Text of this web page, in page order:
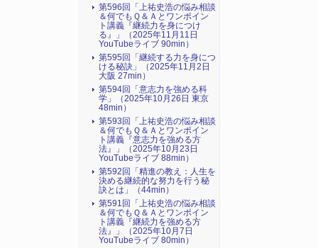
第596回「上祐史浩の悩み相談
＆何でもＱ＆Ａとワンポイン
ト講義『継続力を身につけ
る』​」（2025年11月11日
YouTubeライブ 90min）
第595回「継続する力を身につ
ける秘訣」（2025年11月2日
大阪 27min）
第594回「意志力を強める科
学」（2025年10月26日 東京
48min）
第593回「上祐史浩の悩み相談
＆何でもＱ＆Ａとワンポイン
ト講義『意志力を強める方
法』​」（2025年10月23日
YouTubeライブ 88min）
第592回「精進の教え：人生を
決める継続的な努力を行う秘
訣とは」（44min）
第591回「上祐史浩の悩み相談
＆何でもＱ＆Ａとワンポイン
ト講義『継続力を強める方
法』​」（2025年10月7日
YouTubeライブ 80min）